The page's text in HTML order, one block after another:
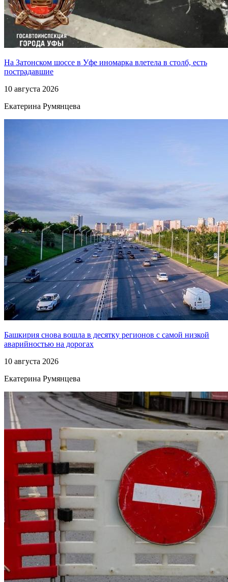
На Затонском шоссе в Уфе иномарка влетела в столб, есть
пострадавшие
10 августа 2026
Екатерина Румянцева
Башкирия снова вошла в десятку регионов с самой низкой
аварийностью на дорогах
10 августа 2026
Екатерина Румянцева